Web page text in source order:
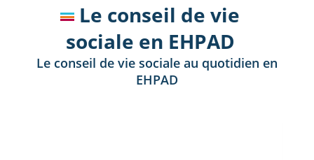
Le conseil de vie
sociale en EHPAD
Le conseil de vie sociale au quotidien en
EHPAD